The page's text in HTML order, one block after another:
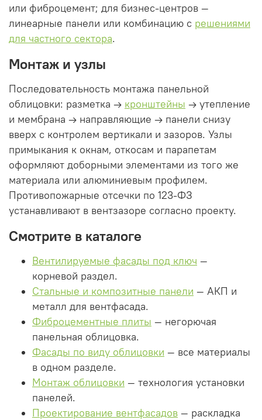
или фиброцемент; для бизнес-центров —
линеарные панели или комбинацию с решениями
для частного сектора.
Монтаж и узлы
Последовательность монтажа панельной
облицовки: разметка → кронштейны → утепление
и мембрана → направляющие → панели снизу
вверх с контролем вертикали и зазоров. Узлы
примыкания к окнам, откосам и парапетам
оформляют доборными элементами из того же
материала или алюминиевым профилем.
Противопожарные отсечки по 123-ФЗ
устанавливают в вентзазоре согласно проекту.
Смотрите в каталоге
Вентилируемые фасады под ключ —
корневой раздел.
Стальные и композитные панели — АКП и
металл для вентфасада.
Фиброцементные плиты — негорючая
панельная облицовка.
Фасады по виду облицовки — все материалы
в одном разделе.
Монтаж облицовки — технология установки
панелей.
Проектирование вентфасадов — раскладка